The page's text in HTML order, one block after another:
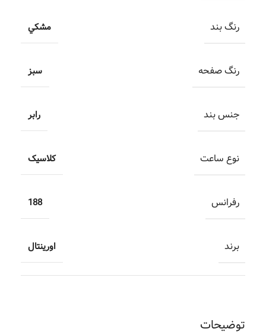
توضیحات
رنگ بند مشکي
رنگ صفحه سبز
جنس بند رابر
نوع ساعت کلاسیک
رفرانس 188
برند اورینتال